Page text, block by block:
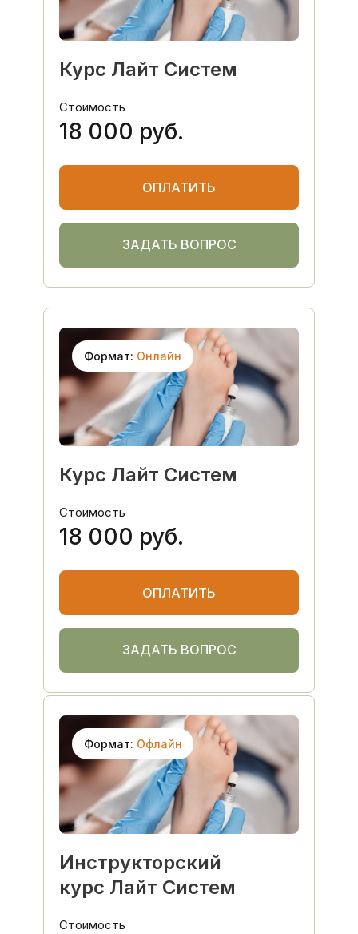
возможность закупок Light System
после успешной сдачи экзамена.
После обучения- постоянная
производителя
ОПЛАТИТЬ
Курс Лайт Систем
ЗАДАТЬ ВОПРОС
18 000 руб.
Стоимость
ОПЛАТИТЬ
Курс Лайт Систем
Формат: Онлайн
ЗАДАТЬ ВОПРОС
18 000 руб.
Стоимость
Инструкторский
курс Лайт Систем
Формат: Офлайн
Стоимость